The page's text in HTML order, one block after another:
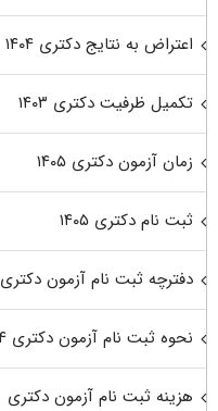
اعتراض به نتایج دکتری ۱۴۰۴
تکمیل ظرفیت دکتری ۱۴۰۳
زمان آزمون دکتری ۱۴۰۵
ثبت نام دکتری ۱۴۰۵
دفترچه ثبت نام آزمون دکتری ۱۴۰۴
نحوه ثبت نام آزمون دکتری ۱۴۰۴
هزینه ثبت نام آزمون دکتری